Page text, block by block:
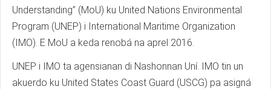
Understanding” (MoU) ku United Nations Environmental
Program (UNEP) i International Maritime Organization
(IMO). E MoU a keda renobá na aprel 2016.
UNEP i IMO ta agensianan di Nashonnan Uní. IMO tin un
akuerdo ku United States Coast Guard (USCG) pa asigná